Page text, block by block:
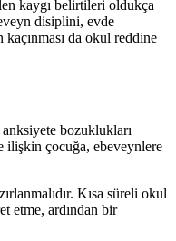
kaygı belirtileri oldukça
disiplini, evde
da okul reddine
bozuklukları
ilişkin çocuğa, ebeveynlere
Kısa süreli okul
etme, ardından bir